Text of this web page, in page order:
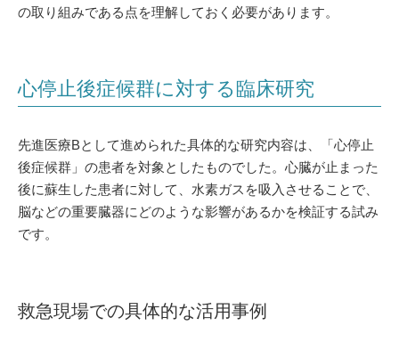
の取り組みである点を理解しておく必要があります。
心停止後症候群に対する臨床研究
先進医療Bとして進められた具体的な研究内容は、「心停止
後症候群」の患者を対象としたものでした。心臓が止まった
後に蘇生した患者に対して、水素ガスを吸入させることで、
脳などの重要臓器にどのような影響があるかを検証する試み
です。
救急現場での具体的な活用事例